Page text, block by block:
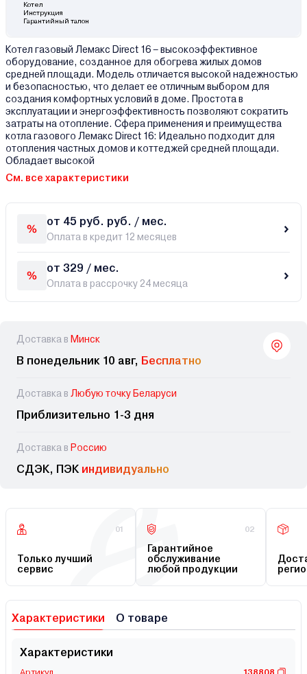
Котел
Инструкция
Гарантийный талон
Котел газовый Лемакс Direct 16 – высокоэффективное
оборудование, созданное для обогрева жилых домов
средней площади. Модель отличается высокой надежностью
и безопасностью, что делает ее отличным выбором для
создания комфортных условий в доме. Простота в
эксплуатации и энергоэффективность позволяют сократить
затраты на отопление. Сфера применения и преимущества
котла газового Лемакс Direct 16: Идеально подходит для
отопления частных домов и коттеджей средней площади.
Обладает высокой
См. все характеристики
от 45 руб. руб. / мес.
Оплата в кредит 12 месяцев
от 329 / мес.
Оплата в рассрочку 24 месяца
Доставка в Минск
В понедельник 10 авг, Бесплатно
Доставка в Любую точку Беларуси
Приблизительно 1-3 дня
Доставка в Россию
СДЭК, ПЭК индивидуально
01
Только лучший
сервис
02
Гарантийное
обслуживание
любой продукции
Характеристики О товаре
Характеристики